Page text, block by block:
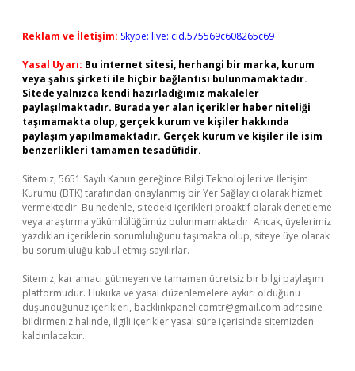
Reklam ve İletişim: Skype: live:.cid.575569c608265c69
Yasal Uyarı: Bu internet sitesi, herhangi bir marka, kurum
veya şahıs şirketi ile hiçbir bağlantısı bulunmamaktadır.
Sitede yalnızca kendi hazırladığımız makaleler
paylaşılmaktadır. Burada yer alan içerikler haber niteliği
taşımamakta olup, gerçek kurum ve kişiler hakkında
paylaşım yapılmamaktadır. Gerçek kurum ve kişiler ile isim
benzerlikleri tamamen tesadüfidir.
Sitemiz, 5651 Sayılı Kanun gereğince Bilgi Teknolojileri ve İletişim
Kurumu (BTK) tarafından onaylanmış bir Yer Sağlayıcı olarak hizmet
vermektedir. Bu nedenle, sitedeki içerikleri proaktif olarak denetleme
veya araştırma yükümlülüğümüz bulunmamaktadır. Ancak, üyelerimiz
yazdıkları içeriklerin sorumluluğunu taşımakta olup, siteye üye olarak
bu sorumluluğu kabul etmiş sayılırlar.
Sitemiz, kar amacı gütmeyen ve tamamen ücretsiz bir bilgi paylaşım
platformudur. Hukuka ve yasal düzenlemelere aykırı olduğunu
düşündüğünüz içerikleri, backlinkpanelicomtr@gmail.com adresine
bildirmeniz halinde, ilgili içerikler yasal süre içerisinde sitemizden
kaldırılacaktır.